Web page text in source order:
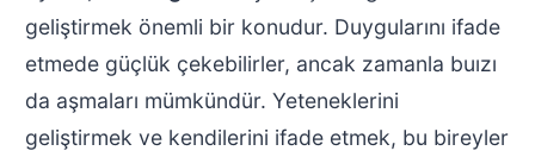
geliştirmek önemli bir konudur. Duygularını ifade
etmede güçlük çekebilirler, ancak zamanla buızı
da aşmaları mümkündür. Yeteneklerini
geliştirmek ve kendilerini ifade etmek, bu bireyler